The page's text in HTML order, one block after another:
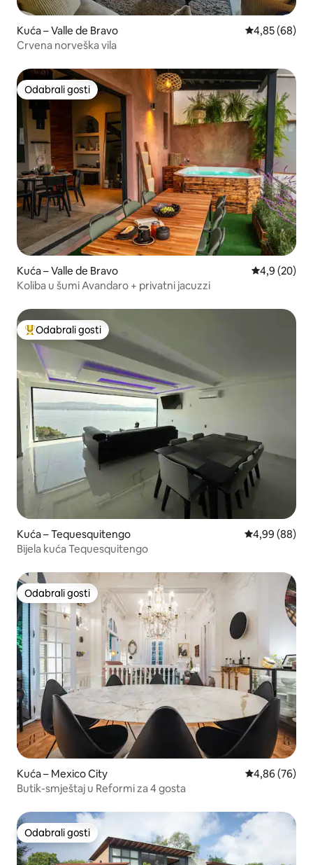
Kuća – Valle de Bravo Prosječna
4,85 (68)
Crvena norveška vila
Odabrali gosti
Odabrali gosti
Kuća – Valle de Bravo Prosječna
4,9 (20)
Koliba u šumi Avandaro + privatni jacuzzi
Među najviše rangiranima s oznakom „Odabrali gosti”
Odabrali gosti
Kuća – Tequesquitengo Prosječna
4,99 (88)
Bijela kuća Tequesquitengo
Odabrali gosti
Odabrali gosti
Kuća – Mexico City Prosječna
4,86 (76)
Butik-smještaj u Reformi za 4 gosta
Odabrali gosti
Odabrali gosti